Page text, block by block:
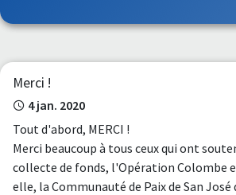
Merci !
4 jan. 2020
Tout d'abord, MERCI !
Merci beaucoup à tous ceux qui ont
collecte de fonds, l'Opération Colombe
elle, la Communauté de Paix de San José